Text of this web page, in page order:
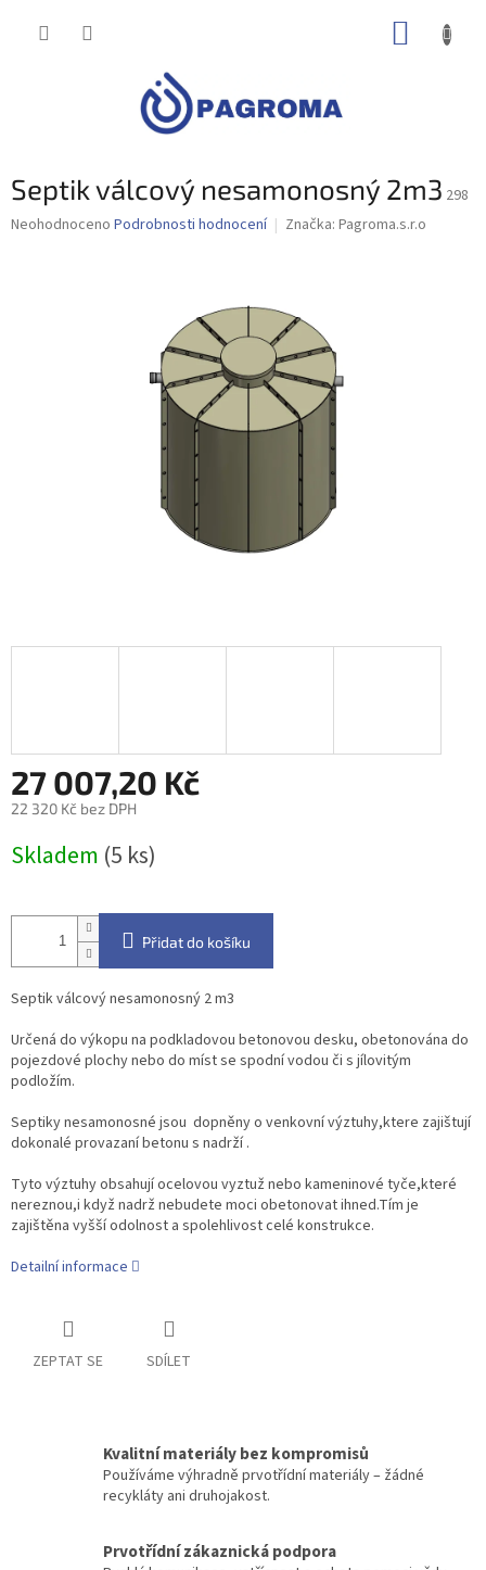
Septik válcový nesamonosný 2m3 298
Průměrné
Neohodnoceno Podrobnosti hodnocení Značka: Pagroma.s.r.o
27 007,20 Kč
22 320 Kč bez DPH
cena:
Skladem (5 ks)
Přidat do košíku
Septik válcový nesamonosný 2 m3
Určená do výkopu na podkladovou betonovou desku, obetonována do
pojezdové plochy nebo do míst se spodní vodou či s jílovitým
podložím.
Septiky nesamonosné jsou dopněny o venkovní výztuhy,ktere zajištují
dokonalé provazaní betonu s nadrží .
Tyto výztuhy obsahují ocelovou vyztuž nebo kameninové tyče,které
nereznou,i když nadrž nebudete moci obetonovat ihned.Tím je
zajištěna vyšší odolnost a spolehlivost celé konstrukce.
Detailní informace
ZEPTAT SE SDÍLET
Kvalitní materiály bez kompromisů
Používáme výhradně prvotřídní materiály – žádné
recykláty ani druhojakost.
Prvotřídní zákaznická podpora